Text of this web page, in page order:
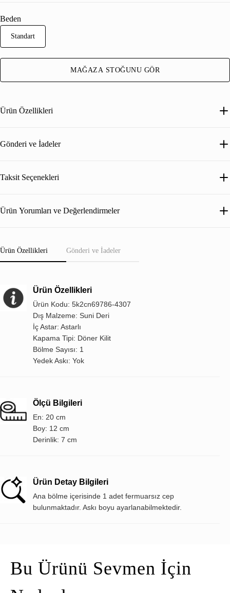
Beden
Standart
MAĞAZA STOĞUNU GÖR
Ürün Özellikleri
Gönderi ve İadeler
Taksit Seçenekleri
Ürün Yorumları ve Değerlendirmeler
Ürün Özellikleri Gönderi ve İadeler
Ürün Özellikleri
Ürün Kodu: 5k2cn69786-4307
Dış Malzeme: Suni Deri
İç Astar: Astarlı
Kapama Tipi: Döner Kilit
Bölme Sayısı: 1
Yedek Askı: Yok
Ölçü Bilgileri
En: 20 cm
Boy: 12 cm
Derinlik: 7 cm
Ürün Detay Bilgileri
Ana bölme içerisinde 1 adet fermuarsız cep
bulunmaktadır. Askı boyu ayarlanabilmektedir.
Bu Ürünü Sevmen İçin